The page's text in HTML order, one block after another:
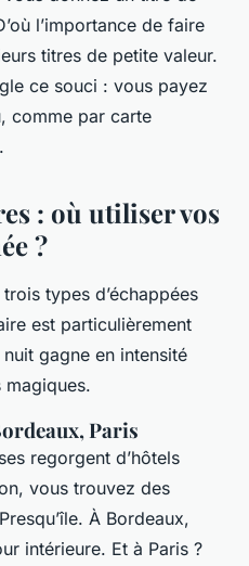
l’importance de faire
titres de petite valeur.
ce souci : vous payez
comme par carte
: où utiliser vos
?
types d’échappées
est particulièrement
gagne en intensité
Paris
regorgent d’hôtels
vous trouvez des
À Bordeaux,
intérieure. Et à Paris ?